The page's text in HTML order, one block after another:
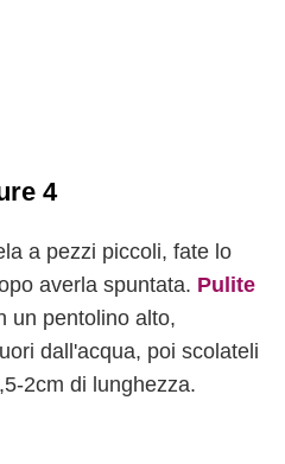
4
a pezzi piccoli, fate lo
averla spuntata. Pulite
un pentolino alto,
dall'acqua, poi scolateli
2cm di lunghezza.